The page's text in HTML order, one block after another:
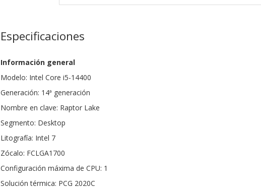
Especificaciones
Información general
Modelo: Intel Core i5-14400
Generación: 14ª generación
Nombre en clave: Raptor Lake
Segmento: Desktop
Litografía: Intel 7
Zócalo: FCLGA1700
Configuración máxima de CPU: 1
Solución térmica: PCG 2020C